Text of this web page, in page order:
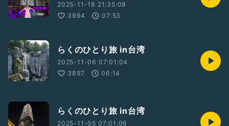
2025-11-18 21:35:09
3994
07:53
らくのひとり旅 in台湾
2025-11-06 07:01:04
3897
06:14
らくのひとり旅 in台湾
2025-11-05 07:01:06